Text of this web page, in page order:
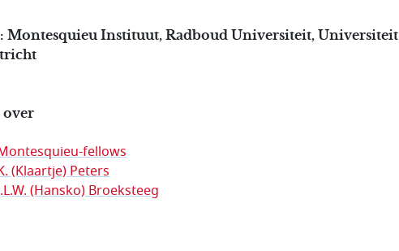
Montesquieu Instituut, Radboud Universiteit, Universiteit
over
fellows
(Klaartje) Peters
(Hansko) Broeksteeg